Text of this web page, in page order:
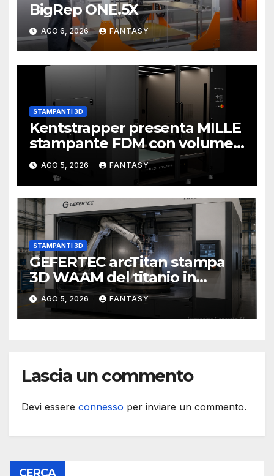
BigRep ONE.5X
AGO 6, 2026 FANTASY
STAMPANTI 3D
Kentstrapper presenta MILLE
stampante FDM con volume
di stampa da un metro cubo
AGO 5, 2026 FANTASY
STAMPANTI 3D
GEFERTEC arcTitan stampa
3D WAAM del titanio in
camera inerte
AGO 5, 2026 FANTASY
Lascia un commento
Devi essere connesso per inviare un commento.
CERCA